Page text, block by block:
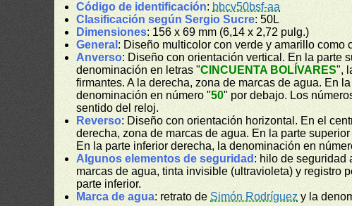
Código de identificación: bbcv50bsf-aa
Clasificación según Sergio Sucre: 50L
Dimensiones: 156 x 69 mm (6,14 x 2,72 pulg.)
General : Diseño multicolor con verde y amarillo como
Anverso: Diseño con orientación vertical. En la parte
denominación en letras "CINCUENTA BOLÍVARES",
firmantes. A la derecha, zona de marcas de agua. En
denominación en número "50" por debajo. Los
sentido del reloj.
Reverso: Diseño con orientación horizontal. En el
derecha, zona de marcas de agua. En la parte
En la parte inferior derecha, la denominación en
Algunos elementos de seguridad : hilo de seguridad
marcas de agua, tinta invisible (ultravioleta) y registro
parte inferior.
Marca de agua: retrato deSimón Rodríguez y la